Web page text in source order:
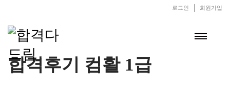
로그인 회원가입
합격후기 컴활 1급